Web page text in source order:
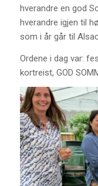
hverandre en god
hverandre igjen til
som i år går til
Ordene i dag var:
kortreist, GOD